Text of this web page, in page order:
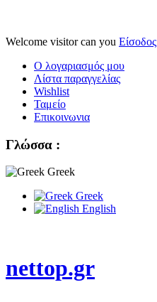
Welcome visitor can you Είσοδος
Ο λογαριασμός μου
Λίστα παραγγελίας
Wishlist
Ταμείο
Επικοινωνια
Γλώσσα :
Greek
Greek
English
nettop.gr